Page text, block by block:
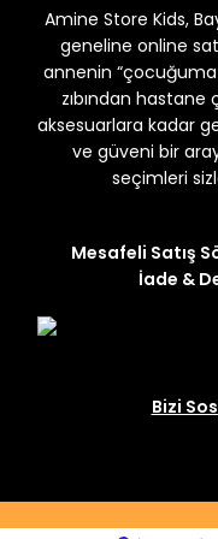
Yeni₺ 250
Amine Store Kids,
geneline online
annenin “çocuğuma
zıbından hastane
aksesuarlara kadar
ve güveni bir
seçimleri
Mesafeli Satış
İade &
Bizi